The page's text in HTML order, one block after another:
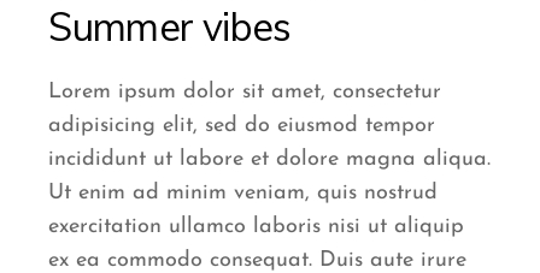
Summer vibes
Lorem ipsum dolor sit amet, consectetur
adipisicing elit, sed do eiusmod tempor
incididunt ut labore et dolore magna aliqua.
Ut enim ad minim veniam, quis nostrud
exercitation ullamco laboris nisi ut aliquip
ex ea commodo consequat. Duis aute irure